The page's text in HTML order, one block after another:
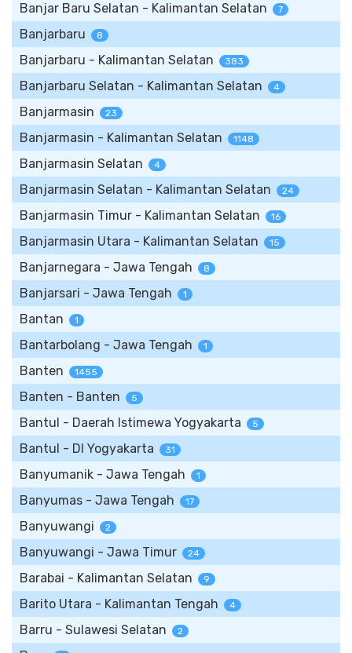
Banjar Baru Selatan - Kalimantan Selatan 7
Banjarbaru 8
Banjarbaru - Kalimantan Selatan 383
Banjarbaru Selatan - Kalimantan Selatan 4
Banjarmasin 23
Banjarmasin - Kalimantan Selatan 1148
Banjarmasin Selatan 4
Banjarmasin Selatan - Kalimantan Selatan 24
Banjarmasin Timur - Kalimantan Selatan 16
Banjarmasin Utara - Kalimantan Selatan 15
Banjarnegara - Jawa Tengah 8
Banjarsari - Jawa Tengah 1
Bantan 1
Bantarbolang - Jawa Tengah 1
Banten 1455
Banten - Banten 5
Bantul - Daerah Istimewa Yogyakarta 5
Bantul - DI Yogyakarta 31
Banyumanik - Jawa Tengah 1
Banyumas - Jawa Tengah 17
Banyuwangi 2
Banyuwangi - Jawa Timur 24
Barabai - Kalimantan Selatan 9
Barito Utara - Kalimantan Tengah 4
Barru - Sulawesi Selatan 2